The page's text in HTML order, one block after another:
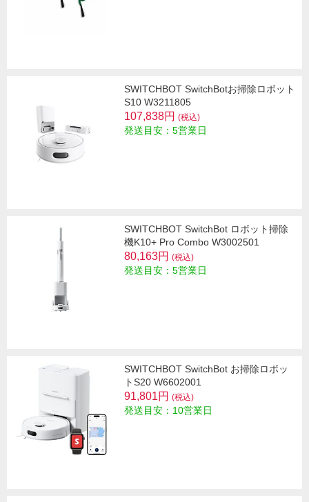
SWITCHBOT SwitchBotお掃除ロボット
S10 W3211805
107,838円 (税込)
発送目安：5営業日
SWITCHBOT SwitchBot ロボット掃除
機K10+ Pro Combo W3002501
80,163円 (税込)
発送目安：5営業日
SWITCHBOT SwitchBot お掃除ロボッ
トS20 W6602001
91,801円 (税込)
発送目安：10営業日